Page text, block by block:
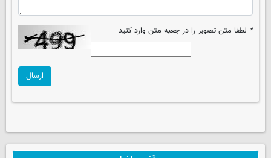
* لطفا متن تصویر را در جعبه متن وارد کنید
ارسال